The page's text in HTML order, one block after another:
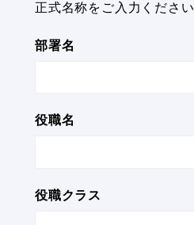
正式名称をご入力ください
部署名
役職名
役職クラス